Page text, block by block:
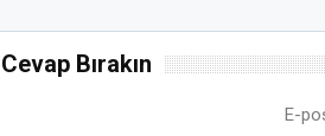
Cevap Bırakın
E-